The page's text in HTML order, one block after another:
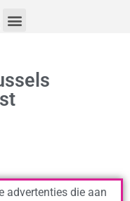
advertenties die aan